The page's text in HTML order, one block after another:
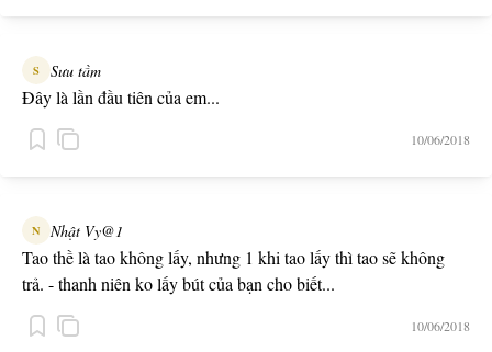
S Sưu tầm
Đây là lần đầu tiên của em...
10/06/2018
N Nhật Vy@1
Tao thề là tao không lấy, nhưng 1 khi tao lấy thì tao sẽ không
trả. - thanh niên ko lấy bút của bạn cho biết...
10/06/2018